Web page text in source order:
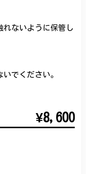
れないように保管し
でください。
¥8,600